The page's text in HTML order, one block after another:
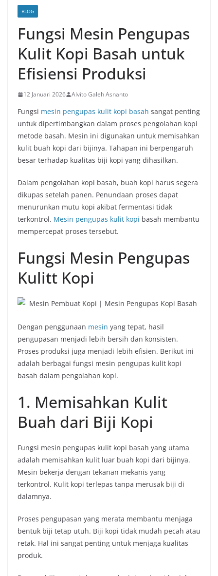
BLOG
Fungsi Mesin Pengupas
Kulit Kopi Basah untuk
Efisiensi Produksi
12 Januari 2026 Alvito Galeh Asnanto
Fungsi mesin pengupas kulit kopi basah sangat penting
untuk dipertimbangkan dalam proses pengolahan kopi
metode basah. Mesin ini digunakan untuk memisahkan
kulit buah kopi dari bijinya. Tahapan ini berpengaruh
besar terhadap kualitas biji kopi yang dihasilkan.
Dalam pengolahan kopi basah, buah kopi harus segera
dikupas setelah panen. Penundaan proses dapat
menurunkan mutu kopi akibat fermentasi tidak
terkontrol. Mesin pengupas kulit kopi basah membantu
mempercepat proses tersebut.
Fungsi Mesin Pengupas
Kulitt Kopi
Dengan penggunaan mesin yang tepat, hasil
pengupasan menjadi lebih bersih dan konsisten.
Proses produksi juga menjadi lebih efisien. Berikut ini
adalah berbagai fungsi mesin pengupas kulit kopi
basah dalam pengolahan kopi.
1. Memisahkan Kulit
Buah dari Biji Kopi
Fungsi mesin pengupas kulit kopi basah yang utama
adalah memisahkan kulit luar buah kopi dari bijinya.
Mesin bekerja dengan tekanan mekanis yang
terkontrol. Kulit kopi terlepas tanpa merusak biji di
dalamnya.
Proses pengupasan yang merata membantu menjaga
bentuk biji tetap utuh. Biji kopi tidak mudah pecah atau
retak. Hal ini sangat penting untuk menjaga kualitas
produk.